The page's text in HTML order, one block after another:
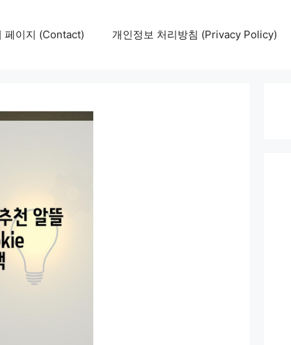
페이지 (Contact) 개인정보 처리방침 (Privacy Policy)